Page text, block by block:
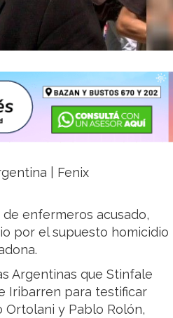
| Fenix
enfermeros acusado,
por el supuesto homicidio
Argentinas que Stinfale
Iribarren para testificar
Ortolani y Pablo Rolón,